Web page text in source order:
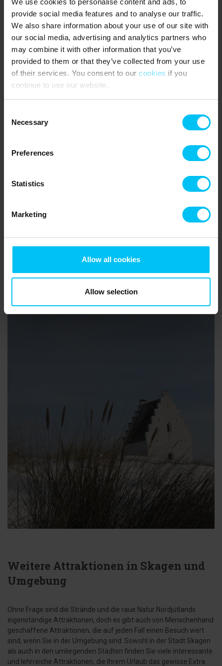
We use cookies to personalise content and ads, to
provide social media features and to analyse our traffic.
We also share information about your use of our site with
our social media, advertising and analytics partners who
may combine it with other information that you’ve
provided to them or that they’ve collected from your use
of their services. You consent to our cookies if you
continue to use our website.
Selection
Necessary
Preferences
Statistics
Marketing
Allow all cookies
Allow selection
Last Minute-Angebote
mit attraktiven Ferienhäusern zu vorteilhaften Preisen aktualisiert
werden, zu denen Sie nicht Nein sagen können. Last-Minute-
Angebote sind nicht auf einen bestimmten Zeitraum beschränkt,
sondern das ganze Jahr über verfügbar. Wir können jedoch nicht
versprechen, dass bestimmte Häuser angeboten werden. Daher
unvorhergesehene Urlaubstage mit einem fantastischen Urlaub
anderen Grund abgesagt, aber Sie möchten trotzdem von zu
Hause weg - dann haben Sie beste Möglichkeiten in unserer
Hier finden Sie alle
Angebote!
Weitere Attraktionen in Skagen und
Umgebung
Ohne Frage sind die Strände und die raue Natur Nordjütlands
eigenständige Attraktionen, doch es gibt auch von Menschenhand
geschaffene Attraktionen, die auf jeden Fall einen Besuch wert
sind, wenn Sie in der Umgebung sind. Sowohl in der Stadt Skagen
als auch in den umliegenden Städten finden Sie viele interessante
und lehrreiche Attraktionen, die Ihrem Urlaub das gewisse Extra